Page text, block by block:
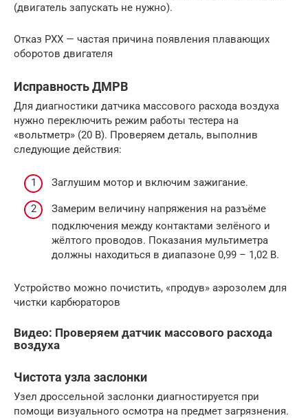
(двигатель запускать не нужно).
Отказ РХХ — частая причина появления плавающих
оборотов двигателя
Исправность ДМРВ
Для диагностики датчика массового расхода воздуха
нужно переключить режим работы тестера на
«вольтметр» (20 B). Проверяем деталь, выполнив
следующие действия:
Заглушим мотор и включим зажигание.
Замерим величину напряжения на разъёме
подключения между контактами зелёного и
жёлтого проводов. Показания мультиметра
должны находиться в диапазоне 0,99 – 1,02 B.
Устройство можно почистить, «продув» аэрозолем для
чистки карбюраторов
Видео: Проверяем датчик массового расхода
воздуха
Чистота узла заслонки
Узел дроссельной заслонки диагностируется при
помощи визуального осмотра на предмет загрязнения.